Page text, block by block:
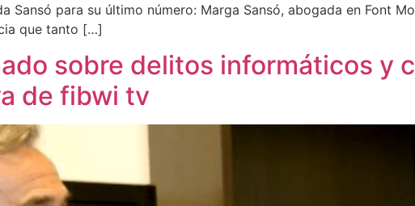
Sansó para su último número: Marga Sansó, abogada en Font
que tanto […]
sobre delitos informáticos y
de fibwi tv